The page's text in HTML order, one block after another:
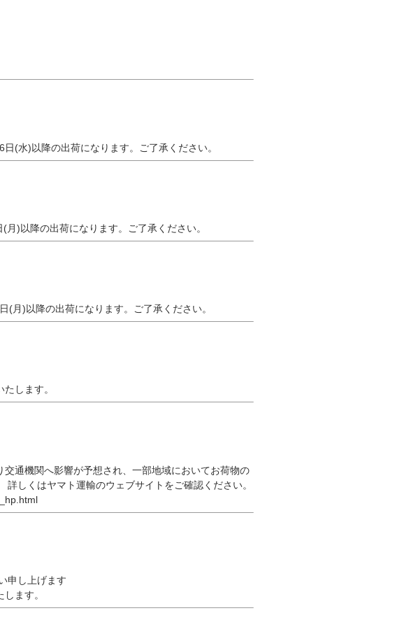
(水)以降の出荷になります。ご了承ください。
)以降の出荷になります。ご了承ください。
月)以降の出荷になります。ご了承ください。
します。
通機関へ影響が予想され、一部地域においてお荷物の
しくはヤマト運輸のウェブサイトをご確認ください。
申し上げます
ます。